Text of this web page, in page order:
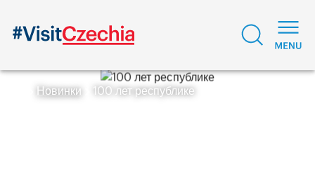
Новинки 100 лет республике